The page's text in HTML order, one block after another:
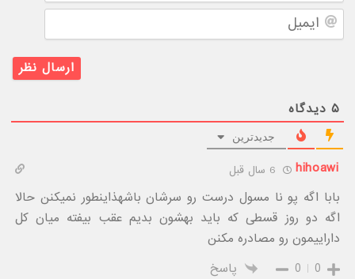
ایمیل
۵ دیدگاه
جدیدترین
hihoawi
بابا اگه پو نا مسول درست رو سرشان باشهذاینطور نمیکنن حالا
اگه دو روز قسطی که باید بهشون بدیم عقب بیفته میان کل
داراییمون رو مصادره مکنن
0
0 پاسخ